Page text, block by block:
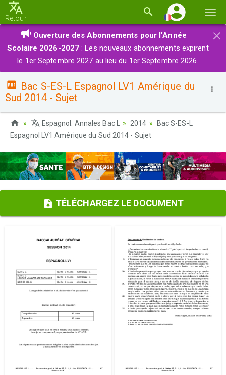
la
Retour
×
Ouverture des Abonnements pour l'Année
Scolaire 2026-2027 : Les nouveaux abonnements expirent
le 1er Septembre 2027 au lieu du 1er Septembre 2026.
Bac S-ES-L Espagnol LV1 Amérique du
Sud 2014 - Sujet
Espagnol: Annales Bac L 2014
Bac S-ES-L
Espagnol LV1 Amérique du Sud 2014 - Sujet
TÉLÉCHARGEZ LE DOCUMENT